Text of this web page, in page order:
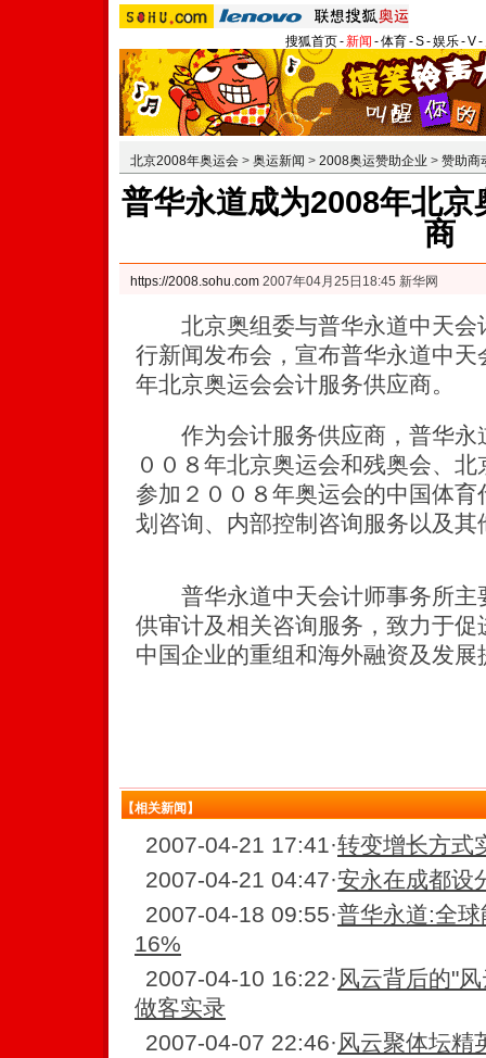
搜狐首页-新闻 -体育-S-娱乐-V-
北京2008年奥运会 > 奥运新闻 > 2008奥运赞助企业 > 赞助商
普华永道成为2008年北
商
https://2008.sohu.com 2007年04月25日18:45 新华网
北京奥组委与普华永道中天会
行新闻发布会，宣布普华永道中
年北京奥运会会计服务供应商。
作为会计服务供应商，普华永
００８年北京奥运会和残奥会、
参加２００８年奥运会的中国体
划咨询、内部控制咨询服务以及
普华永道中天会计师事务所主
供审计及相关咨询服务，致力于
中国企业的重组和海外融资及发展
【相关新闻】
2007-04-21 17:41·转变增长方式
2007-04-21 04:47·安永在成都设
2007-04-18 09:55·普华永道:全
16%
2007-04-10 16:22· 风云背后的"
做客实录
2007-04-07 22:46· 风云聚体坛精